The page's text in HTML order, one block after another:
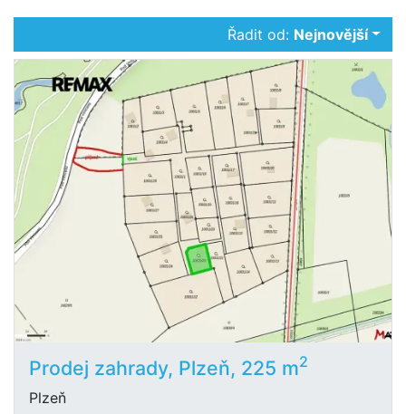
Řadit od: Nejnovější
Prodej zahrady, Plzeň, 225 m2
Plzeň